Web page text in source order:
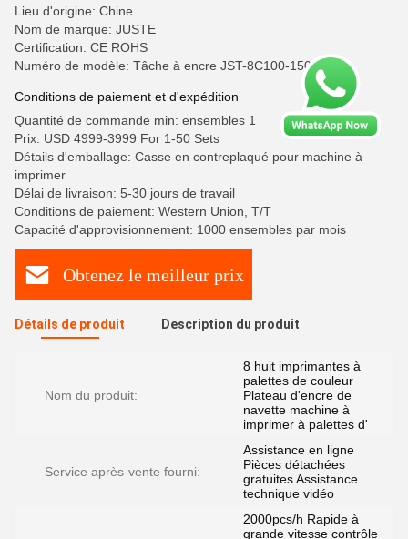
Lieu d'origine: Chine
Nom de marque: JUSTE
Certification: CE ROHS
Numéro de modèle: Tâche à encre JST-8C100-150S
Conditions de paiement et d'expédition
Quantité de commande min: ensembles 1
Prix: USD 4999-3999 For 1-50 Sets
Détails d'emballage: Casse en contreplaqué pour machine à
imprimer
Délai de livraison: 5-30 jours de travail
Conditions de paiement: Western Union, T/T
Capacité d'approvisionnement: 1000 ensembles par mois
Obtenez le meilleur prix
Détails de produit Description du produit
Nom du produit:
8 huit imprimantes à
palettes de couleur
Plateau d'encre de
navette machine à
imprimer à palettes d'
Service après-vente fourni:
Assistance en ligne
Pièces détachées
gratuites Assistance
technique vidéo
2000pcs/h Rapide à
grande vitesse contrôle